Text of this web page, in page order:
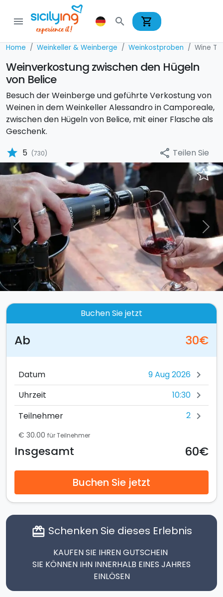
menu search shopping_cart
Home Weinkeller & Weinberge Weinkostproben Wine
Weinverkostung zwischen den Hügeln
von Belice
Besuch der Weinberge und geführte Verkostung von
Weinen in dem Weinkeller Alessandro in Camporeale,
zwischen den Hügeln von Belice, mit einer Flasche als
Geschenk.
star 5 (730) share Teilen Sie
Previous Next
Buchen Sie jetzt
Ab 30€
Datum chevron_right
Uhrzeit 10:30 chevron_right
Teilnehmer 2 chevron_right
€ 30.00 für Teilnehmer
Insgesamt 60€
Buchen Sie jetzt
card_giftcard Schenken Sie dieses Erlebnis
KAUFEN SIE IHREN GUTSCHEIN
SIE KÖNNEN IHN INNERHALB EINES JAHRES
EINLÖSEN